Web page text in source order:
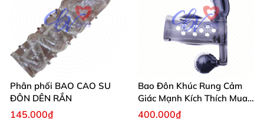
Phân phối BAO CAO SU
ĐÔN DÊN RẮN
145.000₫
Bao Đôn Khúc Rung Cảm
Giác Mạnh Kích Thích Mua
Ngay
400.000₫